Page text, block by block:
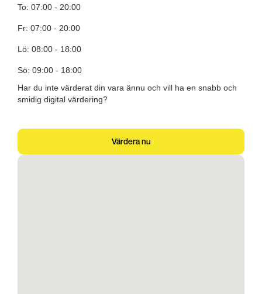
To: 07:00 - 20:00
Fr: 07:00 - 20:00
Lö: 08:00 - 18:00
Sö: 09:00 - 18:00
Har du inte värderat din vara ännu och vill ha en snabb och
smidig digital värdering?
Värdera nu